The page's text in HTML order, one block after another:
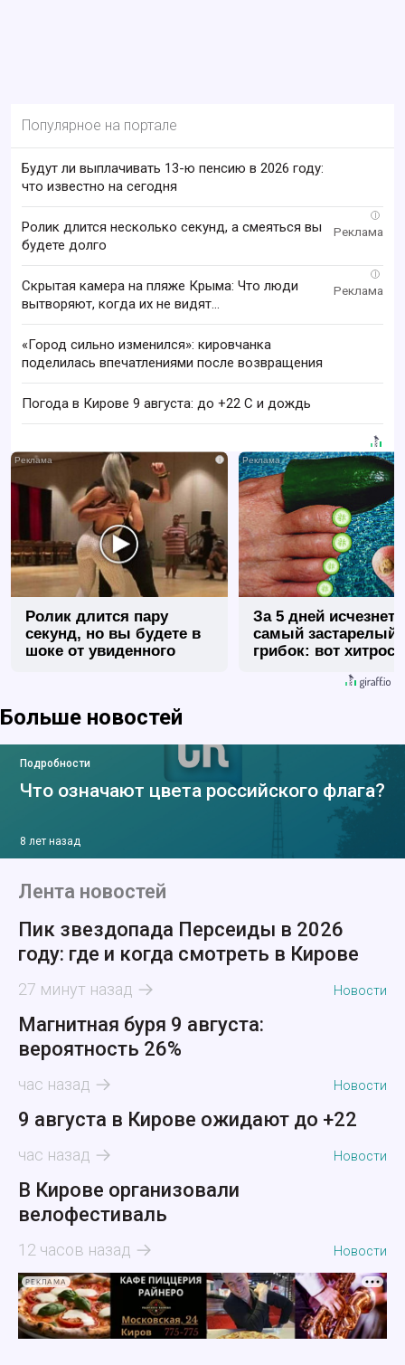
Популярное на портале
Будут ли выплачивать 13-ю пенсию в 2026 году:
что известно на сегодня
i
Ролик длится несколько секунд, а смеяться вы
будете долго
i
Скрытая камера на пляже Крыма: Что люди
вытворяют, когда их не видят...
«Город сильно изменился»: кировчанка
поделилась впечатлениями после возвращения
Погода в Кирове 9 августа: до +22 C и дождь
i
Ролик длится пару
секунд, но вы будете в
шоке от увиденного
За 5 дней исчезнет
самый застарелый
грибок: вот
Больше новостей
Подробности
Что означают цвета российского флага?
8 лет назад
Лента новостей
Пик звездопада Персеиды в 2026
году: где и когда смотреть в Кирове
27 минут назад Новости
Магнитная буря 9 августа:
вероятность 26%
час назад Новости
9 августа в Кирове ожидают до +22
час назад Новости
В Кирове организовали
велофестиваль
12 часов назад Новости
РЕКЛАМА